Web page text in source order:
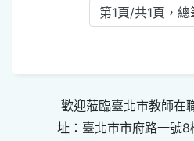
第1頁/共1頁，總
歡迎蒞臨臺北市教師
址：臺北市市府路一